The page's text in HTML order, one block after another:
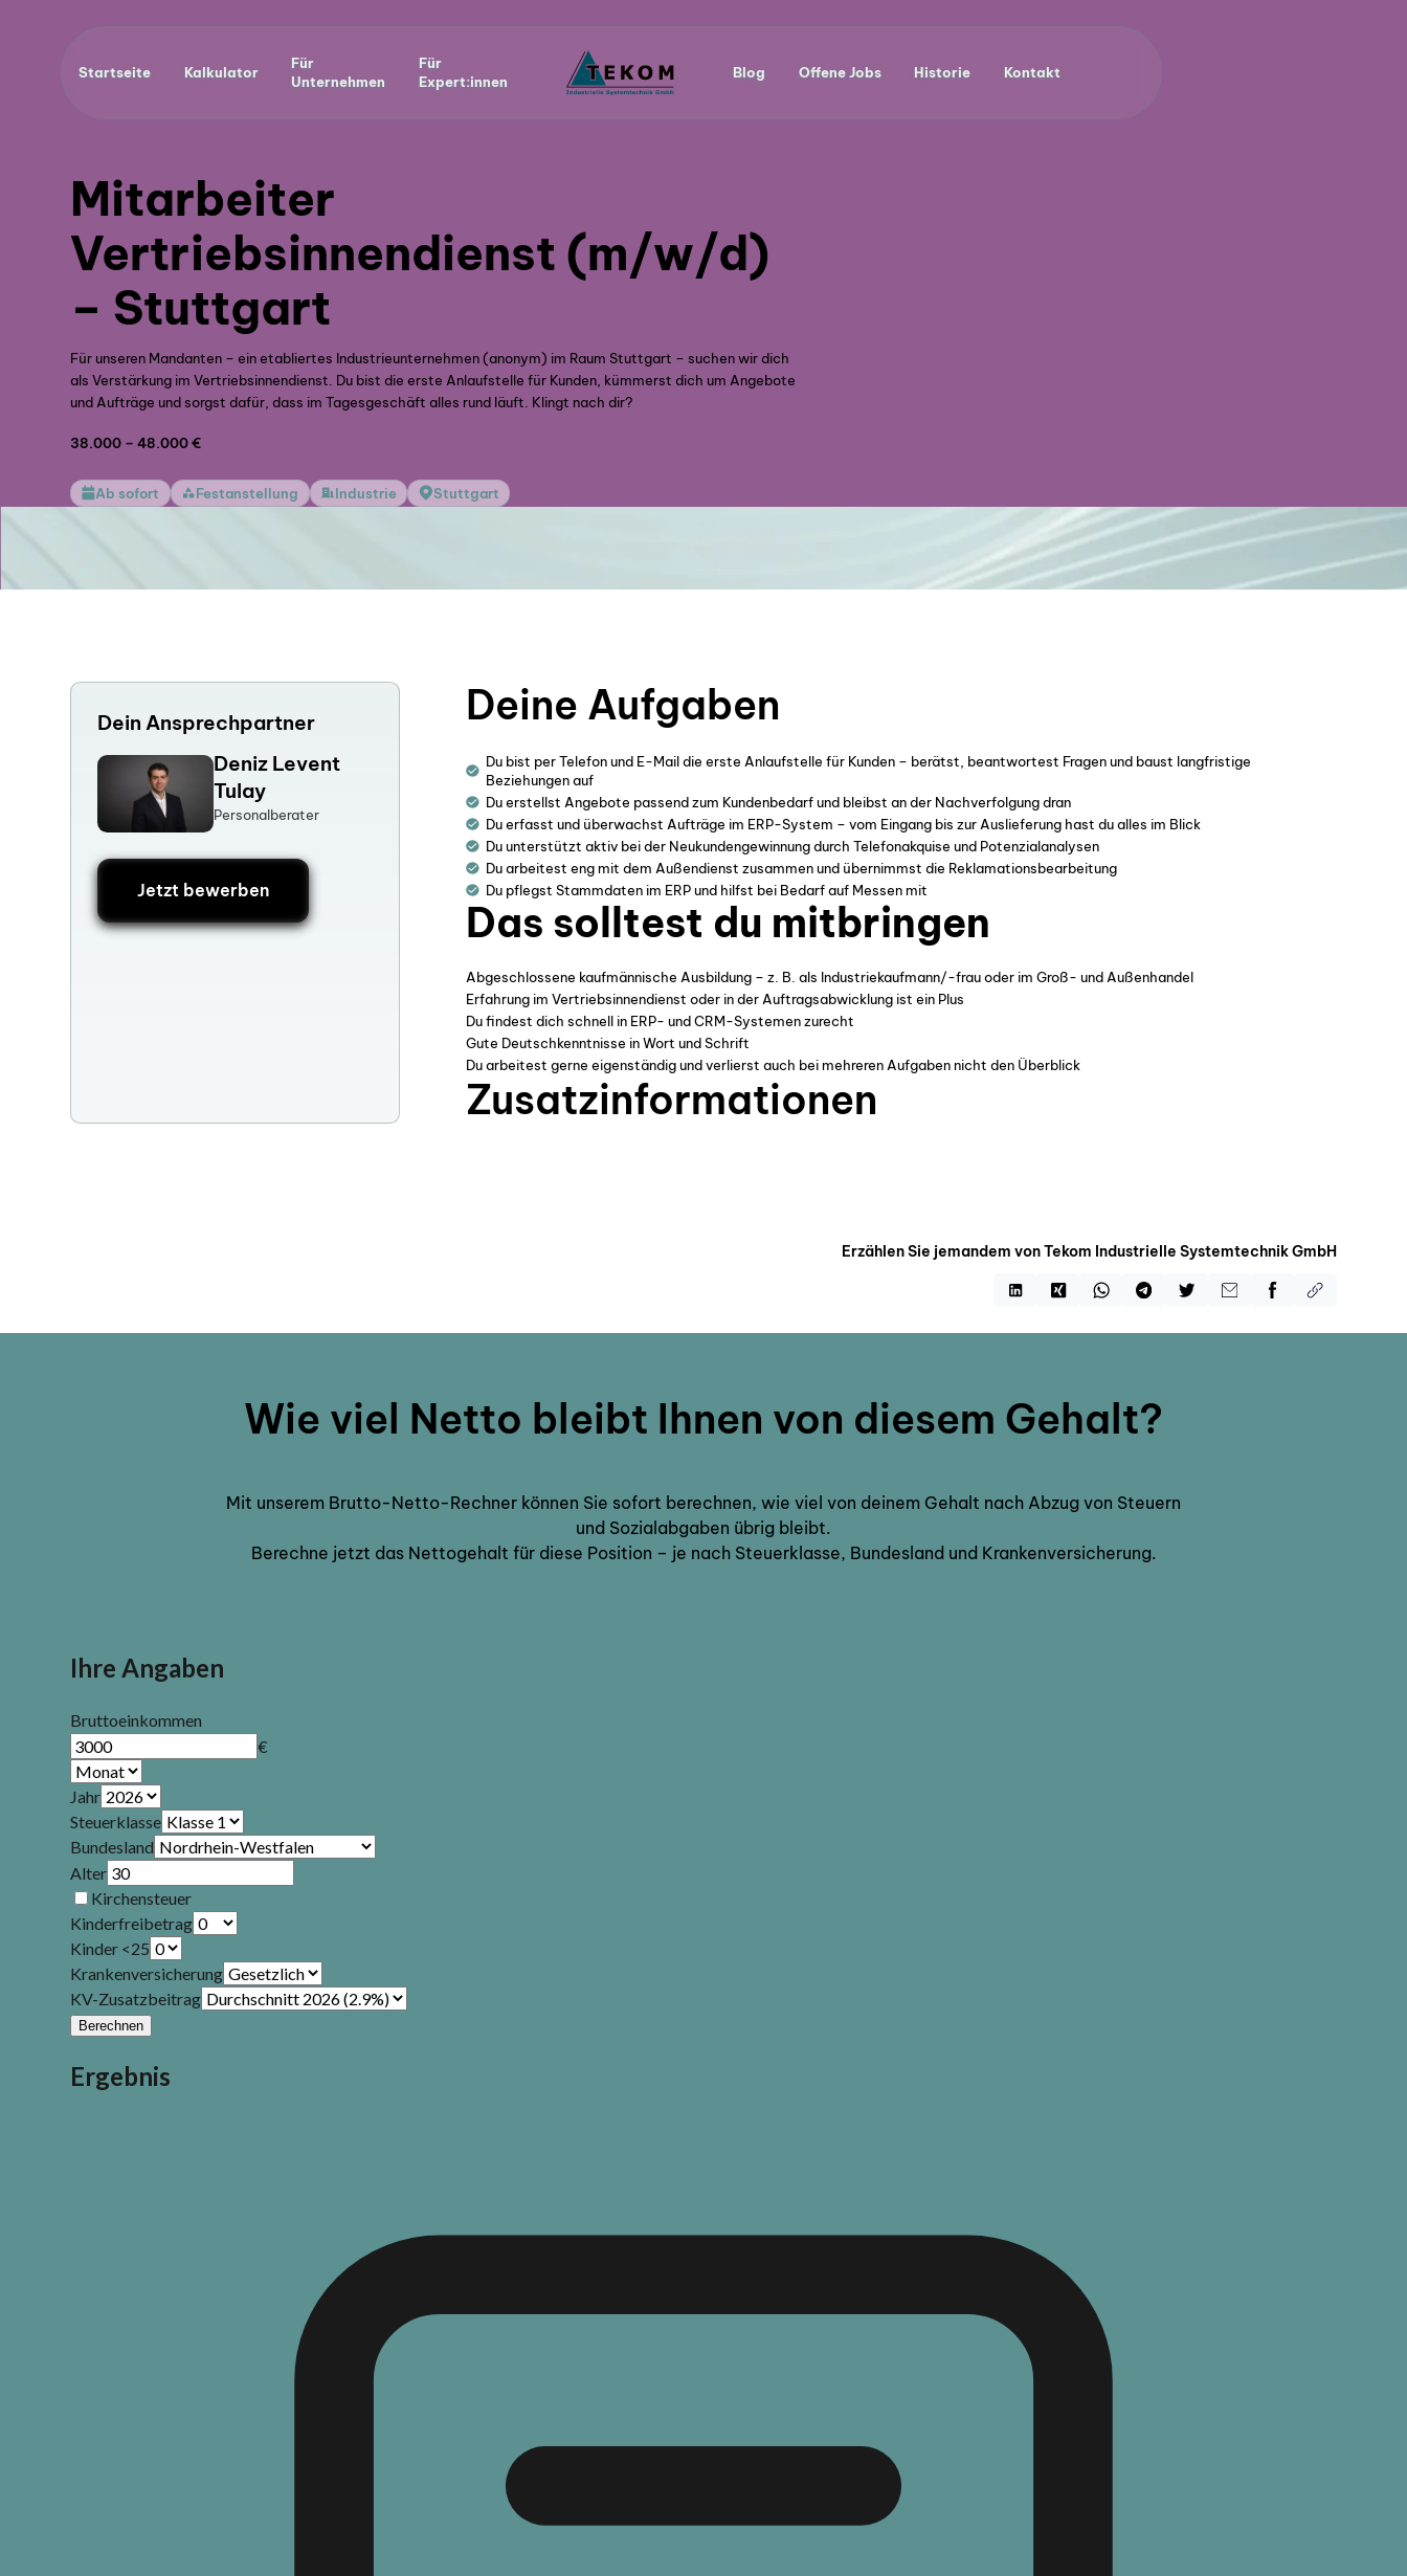
Startseite Kalkulator
Für
Unternehmen
Für
Expert:innen
Blog Offene Jobs Historie Kontakt
Mitarbeiter
Vertriebsinnendienst (m/w/d)
– Stuttgart
Für unseren Mandanten – ein etabliertes Industrieunternehmen (anonym) im Raum Stuttgart – suchen wir dich
als Verstärkung im Vertriebsinnendienst. Du bist die erste Anlaufstelle für Kunden, kümmerst dich um Angebote
und Aufträge und sorgst dafür, dass im Tagesgeschäft alles rund läuft. Klingt nach dir?
38.000 – 48.000 €
Ab sofort Festanstellung Industrie Stuttgart
Dein Ansprechpartner
Deniz Levent
Tulay
Personalberater
Jetzt bewerben
Deine Aufgaben
Du bist per Telefon und E-Mail die erste Anlaufstelle für Kunden – berätst, beantwortest Fragen und baust langfristige
Beziehungen auf
Du erstellst Angebote passend zum Kundenbedarf und bleibst an der Nachverfolgung dran
Du erfasst und überwachst Aufträge im ERP-System – vom Eingang bis zur Auslieferung hast du alles im Blick
Du unterstützt aktiv bei der Neukundengewinnung durch Telefonakquise und Potenzialanalysen
Du arbeitest eng mit dem Außendienst zusammen und übernimmst die Reklamationsbearbeitung
Du pflegst Stammdaten im ERP und hilfst bei Bedarf auf Messen mit
Das solltest du mitbringen
Abgeschlossene kaufmännische Ausbildung – z. B. als Industriekaufmann/-frau oder im Groß- und Außenhandel
Erfahrung im Vertriebsinnendienst oder in der Auftragsabwicklung ist ein Plus
Du findest dich schnell in ERP- und CRM-Systemen zurecht
Gute Deutschkenntnisse in Wort und Schrift
Du arbeitest gerne eigenständig und verlierst auch bei mehreren Aufgaben nicht den Überblick
Zusatzinformationen
Erzählen Sie jemandem von Tekom Industrielle Systemtechnik GmbH
Wie viel Netto bleibt Ihnen von diesem Gehalt?
Mit unserem Brutto-Netto-Rechner können Sie sofort berechnen, wie viel von deinem Gehalt nach Abzug von Steuern
und Sozialabgaben übrig bleibt.
Berechne jetzt das Nettogehalt für diese Position – je nach Steuerklasse, Bundesland und Krankenversicherung.